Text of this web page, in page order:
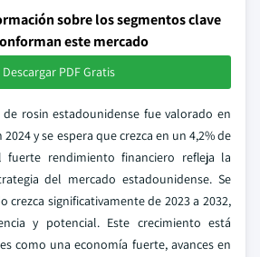
sobre los segmentos clave
este mercado
Descargar PDF Gratis
rosin estadounidense fue valorado en
y se espera que crezca en un 4,2% de
fuerte rendimiento financiero refleja la
del mercado estadounidense. Se
crezca significativamente de 2023 a 2032,
y potencial. Este crecimiento está
como una economía fuerte, avances en